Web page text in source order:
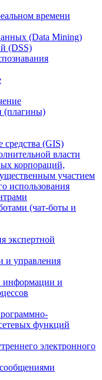
времени
(Data Mining)
(DSS)
(плагины)
(GIS)
власти
корпораций,
участием
использования
(чат-боты и
экспертной
и управления
информации и
функций
электронного